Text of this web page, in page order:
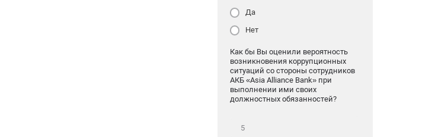
Да
Нет
Как бы Вы оценили вероятность
возникновения коррупционных
ситуаций со стороны сотрудников
АКБ «Asia Alliance Bank» при
выполнении ими своих
должностных обязанностей?